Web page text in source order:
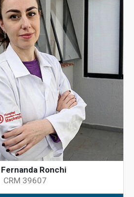
Fernanda Ronchi
CRM 39607